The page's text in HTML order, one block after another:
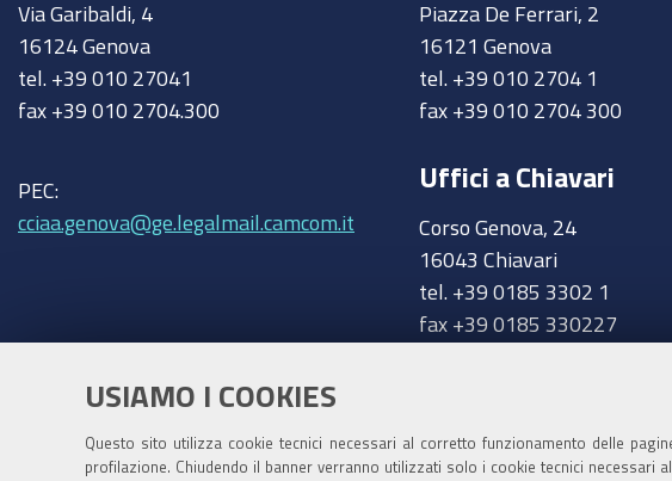
USIAMO I COOKIES
Questo sito utilizza cookie tecnici necessari al corretto funzionamento delle
profilazione. Chiudendo il banner verranno utilizzati solo i cookie tecnici
Via Garibaldi, 4
16124 Genova
tel. +39 010 27041
fax +39 010 2704.300
PEC:
cciaa.genova@ge.legalmail.camcom.it
Piazza De Ferrari, 2
16121 Genova
tel. +39 010 2704 1
fax +39 010 2704 300
Uffici a Chiavari
Corso Genova, 24
16043 Chiavari
tel. +39 0185 3302 1
fax +39 0185 330227